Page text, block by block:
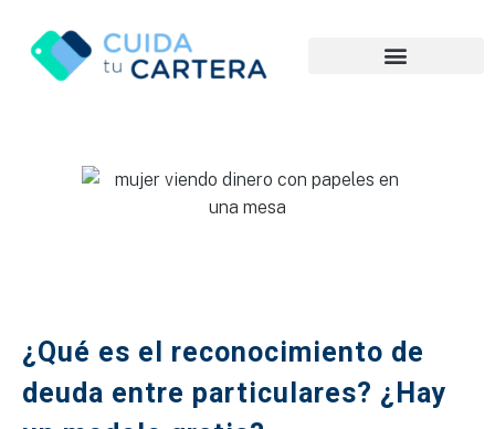
¿Qué es el reconocimiento de
deuda entre particulares? ¿Hay